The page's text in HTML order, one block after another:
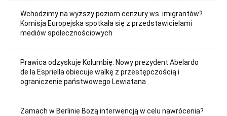
Wchodzimy na wyższy poziom cenzury ws. imigrantów?
Komisja Europejska spotkała się z przedstawicielami
mediów społecznościowych
Prawica odzyskuje Kolumbię. Nowy prezydent Abelardo
de la Espriella obiecuje walkę z przestępczością i
ograniczenie państwowego Lewiatana
Zamach w Berlinie Bożą interwencją w celu nawrócenia?